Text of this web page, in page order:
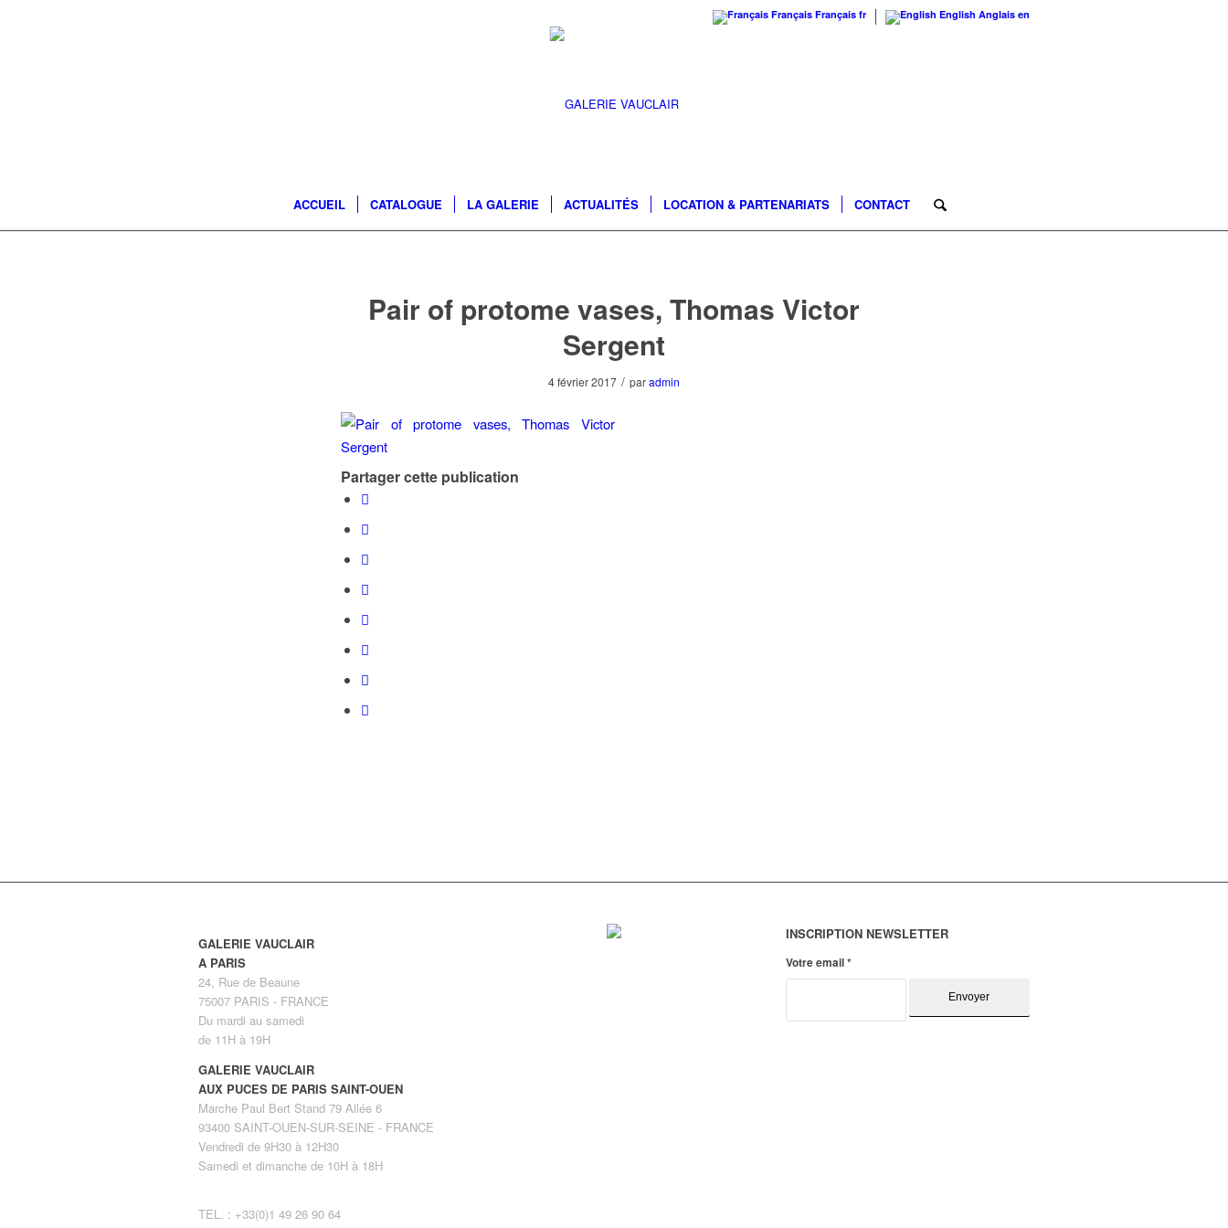
Français Français fr English Anglais en
ACCUEIL CATALOGUE LA GALERIE ACTUALITÉS LOCATION & PARTENARIATS CONTACT
Pair of protome vases, Thomas Victor
Sergent
4 février 2017 / paradmin
Partager cette publication
GALERIE VAUCLAIR
A PARIS
24, Rue de Beaune
75007 PARIS - FRANCE
Du mardi au samedi
de 11H à 19H
GALERIE VAUCLAIR
AUX PUCES DE PARIS SAINT-OUEN
Marche Paul Bert Stand 79 Allée 6
93400 SAINT-OUEN-SUR-SEINE - FRANCE
Vendredi de 9H30 à 12H30
Samedi et dimanche de 10H à 18H
TEL. : +33(0)1 49 26 90 64
INSCRIPTION NEWSLETTER
Votre email*